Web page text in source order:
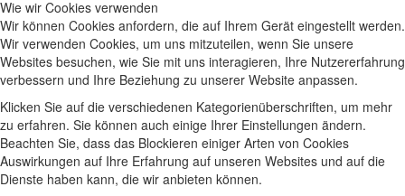
Wie wir Cookies verwenden
Wir können Cookies anfordern, die auf Ihrem Gerät eingestellt werden.
Wir verwenden Cookies, um uns mitzuteilen, wenn Sie unsere
Websites besuchen, wie Sie mit uns interagieren, Ihre Nutzererfahrung
verbessern und Ihre Beziehung zu unserer Website anpassen.
Klicken Sie auf die verschiedenen Kategorienüberschriften, um mehr
zu erfahren. Sie können auch einige Ihrer Einstellungen ändern.
Beachten Sie, dass das Blockieren einiger Arten von Cookies
Auswirkungen auf Ihre Erfahrung auf unseren Websites und auf die
Dienste haben kann, die wir anbieten können.